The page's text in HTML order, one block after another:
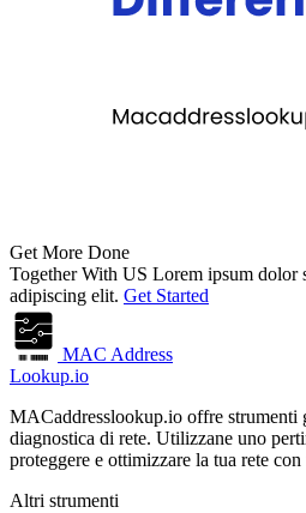
Get More Done
Together With US Lorem ipsum dolor
adipiscing elit. Get Started
MAC Address
Lookup.io
MACaddresslookup.io offre strumenti
diagnostica di rete. Utilizzane uno
proteggere e ottimizzare la tua rete
Altri strumenti